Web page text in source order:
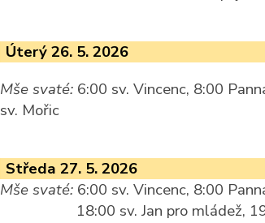
Úterý 26. 5. 2026
Mše svaté:6:00 sv. Vincenc, 8:00
sv. Mořic
Středa 27. 5. 2026
Mše svaté: 6:00 sv. Vincenc, 8:00
18:00 sv. Jan pro mládež,